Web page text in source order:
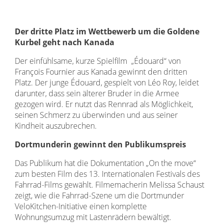
Der dritte Platz im Wettbewerb um die Goldene
Kurbel geht nach Kanada
Der einfühlsame, kurze Spielfilm „Édouard“ von
François Fournier aus Kanada gewinnt den dritten
Platz. Der junge Édouard, gespielt von Léo Roy, leidet
darunter, dass sein älterer Bruder in die Armee
gezogen wird. Er nutzt das Rennrad als Möglichkeit,
seinen Schmerz zu überwinden und aus seiner
Kindheit auszubrechen.
Dortmunderin gewinnt den Publikumspreis
Das Publikum hat die Dokumentation „On the move“
zum besten Film des 13. Internationalen Festivals des
Fahrrad-Films gewählt. Filmemacherin Melissa Schaust
zeigt, wie die Fahrrad-Szene um die Dortmunder
VeloKitchen-Initiative einen komplette
Wohnungsumzug mit Lastenrädern bewältigt.